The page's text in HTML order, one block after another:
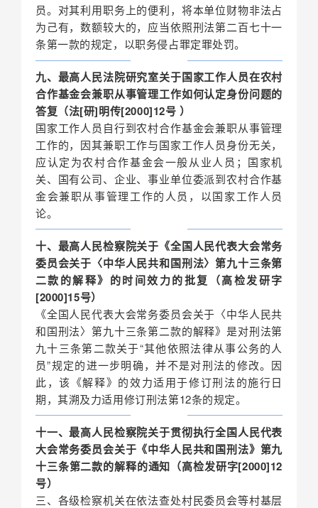
员。对其利用职务上的便利，将本单位财物非法占
为己有，数额较大的，应当依照刑法第二百七十一
条第一款的规定，以职务侵占罪定罪处罚。
九、最高人民法院研究室关于国家工作人员在农村
合作基金会兼职从事管理工作如何认定身份问题的
答复（法[研]明传[2000]12号 ）
国家工作人员自行到农村合作基金会兼职从事管理
工作的，因其兼职工作与国家工作人员身份无关，
应认定为农村合作基金会一般从业人员；国家机
关、国有公司、企业、事业单位委派到农村合作基
金会兼职从事管理工作的人员，以国家工作人员
论。
十、最高人民检察院关于《全国人民代表大会常务
委员会关于〈中华人民共和国刑法〉第九十三条第
二款的解释》的时间效力的批复（高检发研字
[2000]15号）
《全国人民代表大会常务委员会关于〈中华人民共
和国刑法〉第九十三条第二款的解释》是对刑法第
九十三条第二款关于“其他依照法律从事公务的人
员”规定的进一步明确，并不是对刑法的修改。因
此，该《解释》的效力适用于修订刑法的施行日
期，其溯及力适用修订刑法第12条的规定。
十一、最高人民检察院关于贯彻执行全国人民代表
大会常务委员会关于《中华人民共和国刑法》第九
十三条第二款的解释的通知（高检发研字[2000]12
号）
三、各级检察机关在依法查处村民委员会等村基层